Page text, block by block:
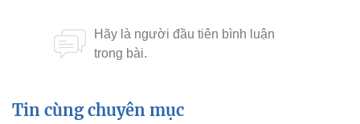
Tin cùng chuyên mục